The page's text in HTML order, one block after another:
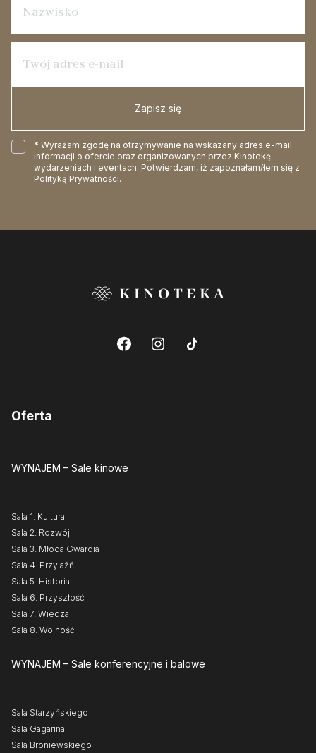
Zapisz się
* Wyrażam zgodę na otrzymywanie na wskazany adres e-mail
informacji o ofercie oraz organizowanych przez Kinotekę
wydarzeniach i eventach. Potwierdzam, iż zapoznałam/łem się z
Polityką Prywatności.
Oferta
WYNAJEM – Sale kinowe
Sala 1. Kultura
Sala 2. Rozwój
Sala 3. Młoda Gwardia
Sala 4. Przyjaźń
Sala 5. Historia
Sala 6. Przyszłość
Sala 7. Wiedza
Sala 8. Wolność
WYNAJEM – Sale konferencyjne i balowe
Sala Starzyńskiego
Sala Gagarina
Sala Broniewskiego